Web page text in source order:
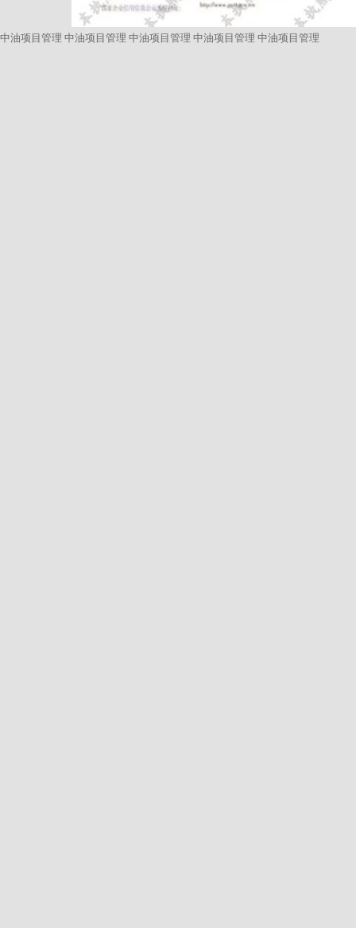
中油项目管理 中油项目管理 中油项目管理 中油项目管理 中油项目管理